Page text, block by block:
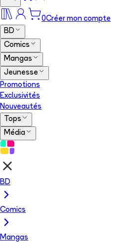
0Créer mon compte
BD
Comics
Mangas
Jeunesse
Promotions
Exclusivités
Nouveautés
Tops
Média
BD
Comics
Mangas